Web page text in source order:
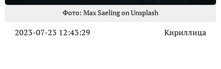
Фото: Max Saeling on Unsplash
2023-07-23 12:43:29 Кириллица